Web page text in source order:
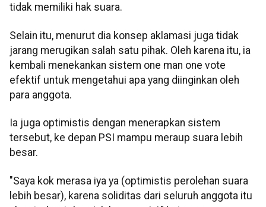
tidak memiliki hak suara.
Selain itu, menurut dia konsep aklamasi juga tidak
jarang merugikan salah satu pihak. Oleh karena itu, ia
kembali menekankan sistem one man one vote
efektif untuk mengetahui apa yang diinginkan oleh
para anggota.
Ia juga optimistis dengan menerapkan sistem
tersebut, ke depan PSI mampu meraup suara lebih
besar.
"Saya kok merasa iya ya (optimistis perolehan suara
lebih besar), karena soliditas dari seluruh anggota itu